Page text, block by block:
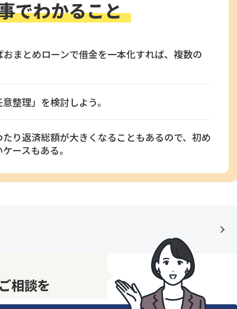
でわかること
まとめローンで借金を一本化すれば、複数の
整理」を検討しよう。
り返済総額が大きくなることもあるので、初め
ースもある。
相談を